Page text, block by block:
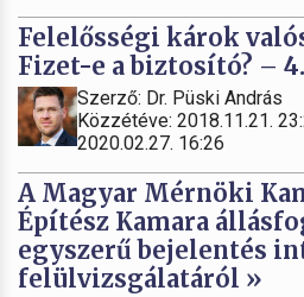
Felelősségi károk
Fizet-e a biztosító? –
Szerző: Dr. Püski András
Közzétéve: 2018.11.21.
2020.02.27. 16:26
A Magyar Mérnöki
Építész Kamara
egyszerű bejelentés
felülvizsgálatáról »